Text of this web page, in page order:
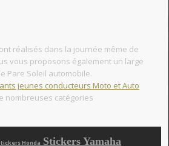
réalisés dans la journée même de
vous proposons également un large
Pare Soleil automobile.
jeunes conducteurs Moto et Auto
nombreuses catégories
Honda Stickers Yamaha